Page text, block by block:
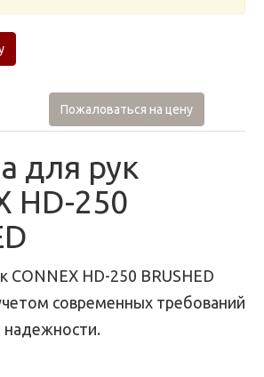
Пожаловаться на цену
для рук
HD-250
CONNEX HD-250 BRUSHED
современных требований
надежности.